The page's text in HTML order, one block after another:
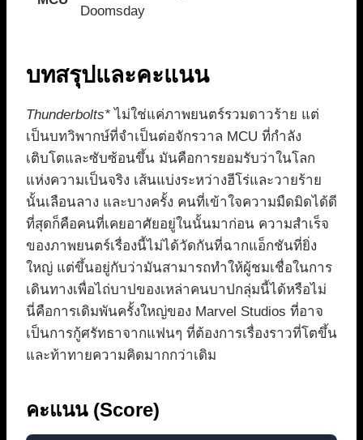
Doomsday
บทสรุปและคะแนน
Thunderbolts* ไม่ใช่แค่ภาพยนตร์รวมดาวร้าย แต่
เป็นบทวิพากษ์ที่จำเป็นต่อจักรวาล MCU ที่กำลัง
เติบโตและซับซ้อนขึ้น มันคือการยอมรับว่าในโลก
แห่งความเป็นจริง เส้นแบ่งระหว่างฮีโร่และวายร้าย
นั้นเลือนลาง และบางครั้ง คนที่เข้าใจความมืดมิดได้ดี
ที่สุดก็คือคนที่เคยอาศัยอยู่ในนั้นมาก่อน ความสำเร็จ
ของภาพยนตร์เรื่องนี้ไม่ได้วัดกันที่ฉากแอ็กชันที่ยิ่ง
ใหญ่ แต่ขึ้นอยู่กับว่ามันสามารถทำให้ผู้ชมเชื่อในการ
เดินทางเพื่อไถ่บาปของเหล่าคนบาปกลุ่มนี้ได้หรือไม่
นี่คือการเดิมพันครั้งใหญ่ของ Marvel Studios ที่อาจ
เป็นการกู้ศรัทธาจากแฟนๆ ที่ต้องการเรื่องราวที่โตขึ้น
และท้าทายความคิดมากกว่าเดิม
คะแนน (Score)